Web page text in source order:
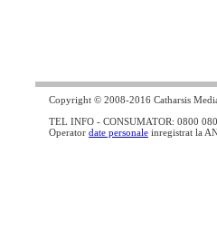
Copyright © 2008-2016 Catharsis
TEL INFO - CONSUMATOR: 0800
Operator date personale inregistrat la